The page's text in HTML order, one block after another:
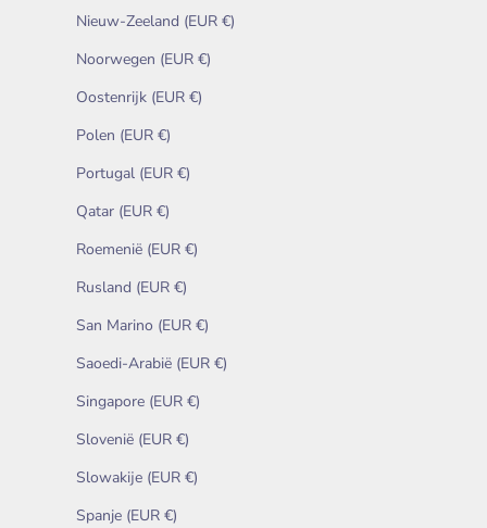
Nieuw-Zeeland (EUR €)
Noorwegen (EUR €)
Oostenrijk (EUR €)
Polen (EUR €)
Portugal (EUR €)
Qatar (EUR €)
Roemenië (EUR €)
Rusland (EUR €)
San Marino (EUR €)
Saoedi-Arabië (EUR €)
Singapore (EUR €)
Slovenië (EUR €)
Slowakije (EUR €)
Spanje (EUR €)